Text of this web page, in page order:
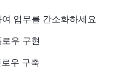
업무를 간소화하세요
우 구현
우 구축